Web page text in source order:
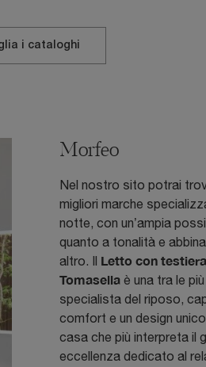
i cataloghi
Morfeo
Nel nostro sito potrai
migliori marche
notte, con un’ampia
quanto a tonalità e
altro. Il Letto con
Tomasella è una tra le
specialista del riposo,
comfort e un design
casa che più interpreta il
eccellenza dedicato al